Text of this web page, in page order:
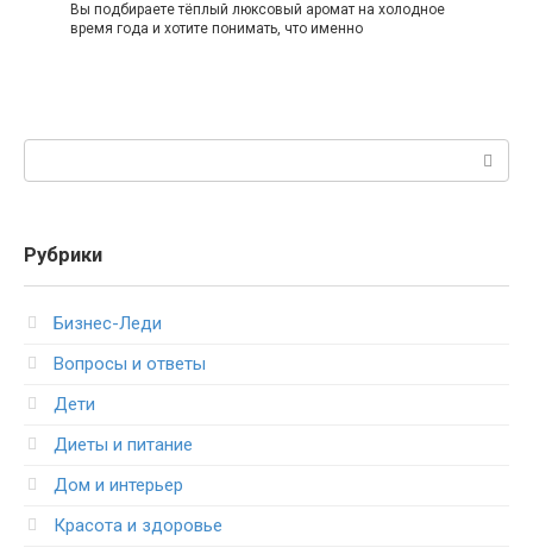
Вы подбираете тёплый люксовый аромат на холодное
время года и хотите понимать, что именно
Рубрики
Бизнес-Леди
Вопросы и ответы
Дети
Диеты и питание
Дом и интерьер
Красота и здоровье